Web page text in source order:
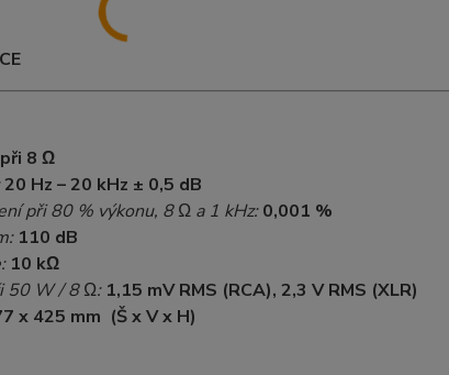
8 Ω
20 Hz – 20 kHz ± 0,5 dB
při 80 % výkonu, 8 Ω a 1 kHz:0,001 %
110 dB
10 kΩ
50 W / 8 Ω:1,15 mV RMS (RCA), 2,3 V RMS (XLR)
x 425 mm (Š x V x H)